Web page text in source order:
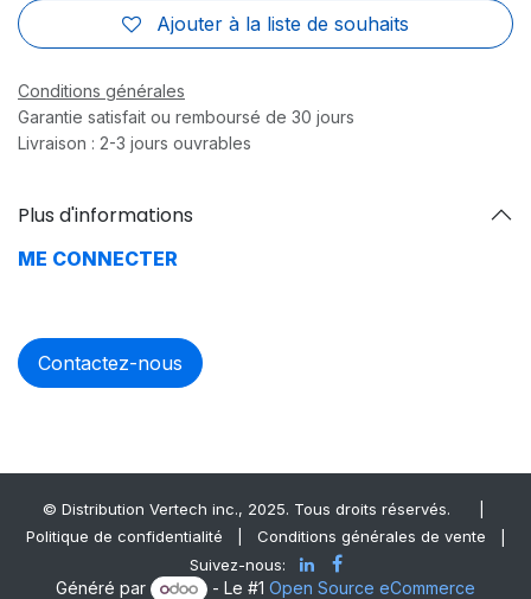
Ajouter à la liste de souhaits
Conditions générales
Garantie satisfait ou remboursé de 30 jours
Livraison : 2-3 jours ouvrables
Plus d'informations
ME CONNECTER
Contactez-nous
© Distrib​ution Vertech ​inc., 2025. Tous droits réservés.
Politique de confidentialité
Conditions générales de vente
Suivez-nous:
Généré par - Le #1Open Source eCommerce